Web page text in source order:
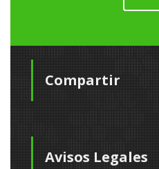
Compartir
Avisos Legales